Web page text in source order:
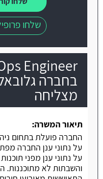
שלחו
Engineer
בחברה
מצליחה
תיאור המשרה:
החברה פועלת בתחום
על נתוני ענן החברה
על נתוני ענן מפני
והשבתות לא